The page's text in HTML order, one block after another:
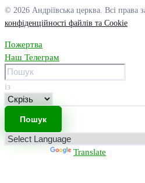
© 2026 Андріївська церква. Всі права
конфіденційності файлів та Cookie
Пожертва
Наш Телеграм
із
Translate